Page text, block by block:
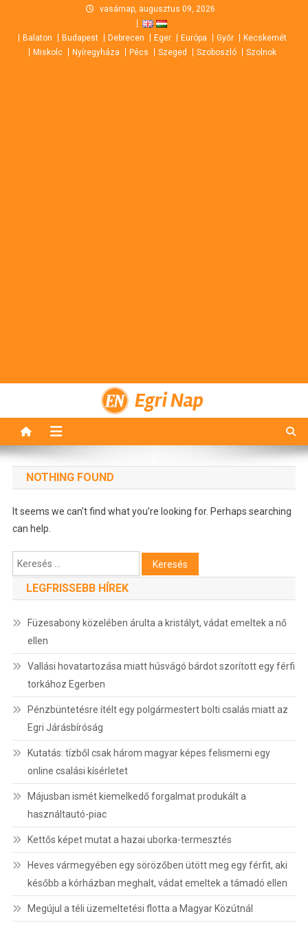
content
vasárnap, augusztus 09, 2026
Balaton Budapest Debrecen Eger Európa Győr
Kecskemét
Miskolc
Nyíregyháza Pécs Szeged Szoboszló Szolnok
Egri Nap
NOTHING FOUND
It seems we can’t find what you’re looking for. Perhaps searching
can help.
Keresés:
LEGFRISSEBB HÍREK
Füzesabony közelében árulta a kristályt, vádat emeltek a nő
ellen
Vallási hovatartozása miatt húsvágó bárdot szorított egy férfi
torkához Egerben
Pénzbüntetésre ítélt egy polgármestert bolti csalás miatt az
Egri Járásbíróság
Kutatás: tízből csak három magyar képes felismerni egy
online csalási kísérletet
Májusban ismét kiemelkedő forgalmat produkált a
használtautó-piac
Kettős képet mutat a hazai uborka-termesztés
Heves vármegyében egy sörözőben ütött meg egy férfit, aki
később a kórházban meghalt, vádat emeltek a támadó ellen
Megújul a téli üzemeltetési flotta a Magyar Közútnál